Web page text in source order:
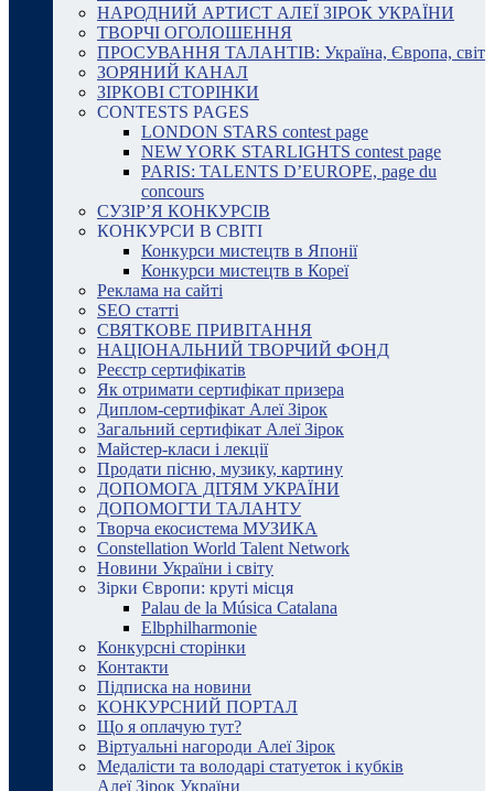
НАРОДНИЙ АРТИСТ АЛЕЇ ЗІРОК УКРАЇНИ
ТВОРЧІ ОГОЛОШЕННЯ
ПРОСУВАННЯ ТАЛАНТІВ: Україна, Європа, світ
ЗОРЯНИЙ КАНАЛ
ЗІРКОВІ СТОРІНКИ
CONTESTS PAGES
LONDON STARS contest page
NEW YORK STARLIGHTS contest page
PARIS: TALENTS D’EUROPE, page du
concours
СУЗІР’Я КОНКУРСІВ
КОНКУРСИ В СВІТІ
Конкурси мистецтв в Японії
Конкурси мистецтв в Кореї
Реклама на сайті
SEO статті
СВЯТКОВЕ ПРИВІТАННЯ
НАЦІОНАЛЬНИЙ ТВОРЧИЙ ФОНД
Реєстр сертифікатів
Як отримати сертифікат призера
Диплом-сертифікат Алеї Зірок
Загальний сертифікат Алеї Зірок
Майстер-класи і лекції
Продати пісню, музику, картину
ДОПОМОГА ДІТЯМ УКРАЇНИ
ДОПОМОГТИ ТАЛАНТУ
Творча екосистема МУЗИКА
Constellation World Talent Network
Новини України і світу
Зірки Європи: круті місця
Palau de la Música Catalana
Elbphilharmonie
Конкурсні сторінки
Контакти
Підписка на новини
КОНКУРСНИЙ ПОРТАЛ
Що я оплачую тут?
Віртуальні нагороди Алеї Зірок
Медалісти та володарі статуеток і кубків
Алеї Зірок України